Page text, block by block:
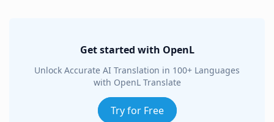
Get started with OpenL
Unlock Accurate AI Translation in 100+ Languages
with OpenL Translate
Try for Free